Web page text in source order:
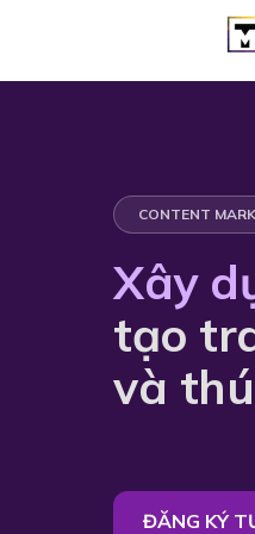
ĐĂNG KÝ
CONTENT
Xây
tạo
và